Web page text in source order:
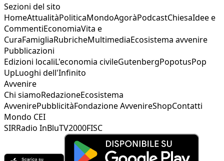
Sezioni del sito
HomeAttualitàPoliticaMondoAgoràPodcastChiesaIdee e
CommentiEconomiaVita e
CuraFamigliaRubricheMultimediaEcosistema avvenire
Pubblicazioni
Edizioni localiL'economia civileGutenbergPopotusPop
UpLuoghi dell'Infinito
Avvenire
Chi siamoRedazioneEcosistema
AvvenirePubblicitàFondazione AvvenireShopContatti
Mondo CEI
SIRRadio InBluTV2000FISC